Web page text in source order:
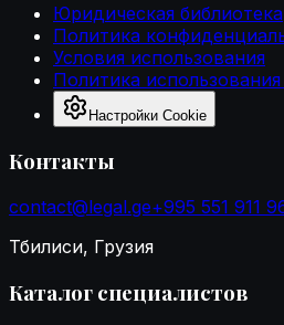
Юридическая библиотека
Политика
Условия использования
Политика
Настройки Cookie
Контакты
contact@legal.ge+995 551 911
Тбилиси, Грузия
Каталог специалистов